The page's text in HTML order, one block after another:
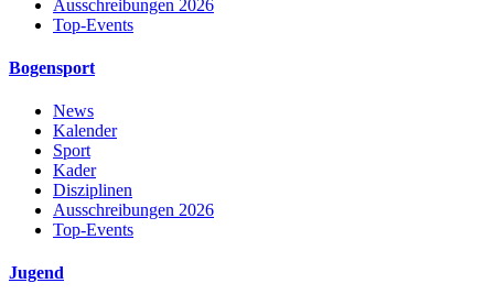
Ausschreibungen 2026
Top-Events
Bogensport
News
Kalender
Sport
Kader
Disziplinen
Ausschreibungen 2026
Top-Events
Jugend